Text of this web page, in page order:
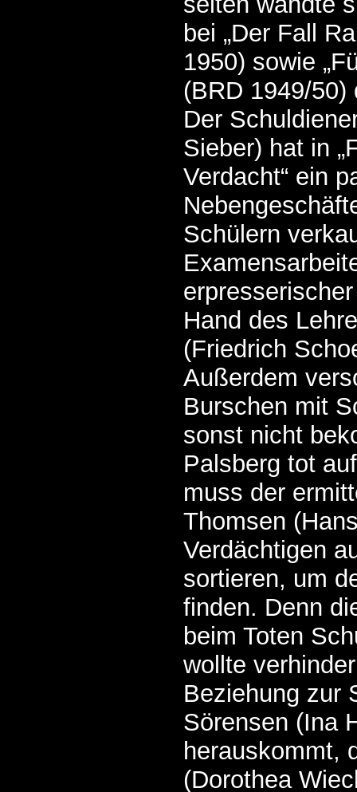
bei „Der Fall
1950) sowie
(BRD 1949/
Der
Sieber) hat in
Verdacht“ ein
Schülern
Hand des
(Friedrich
Außerdem
Burschen mit
sonst nicht
Palsberg tot
muss der
Thomsen
Verdächtigen
sortieren, um
finden. Denn
beim Toten
wollte
Beziehung zur
Sörensen (Ina
herauskommt,
(Dorothea